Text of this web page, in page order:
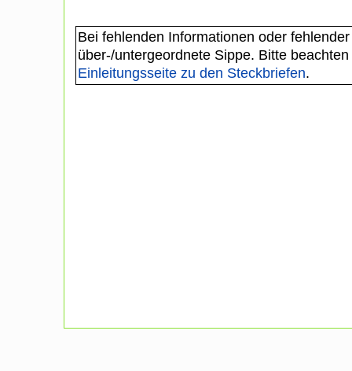
Bei fehlenden Informationen oder
über-/untergeordnete Sippe. Bitte
Einleitungsseite zu den Steckbriefen.